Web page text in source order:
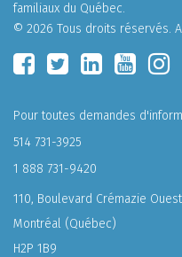
familiaux du Québec.
© 2026 Tous droits réservés.
Pour toutes demandes
514 731-3925
1 888 731-9420
110, Boulevard Crémazie
Montréal (Québec)
H2P 1B9